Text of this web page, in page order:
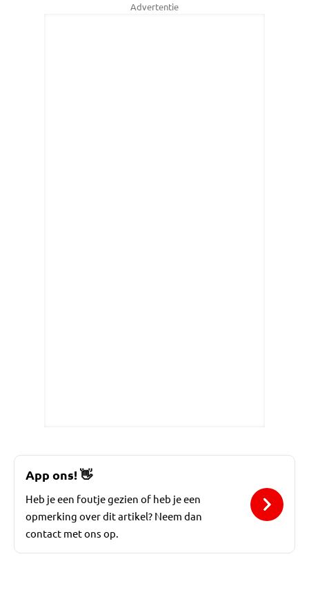
Advertentie
App ons!👋
Heb je een foutje gezien of heb je een
opmerking over dit artikel? Neem dan
contact met ons op.